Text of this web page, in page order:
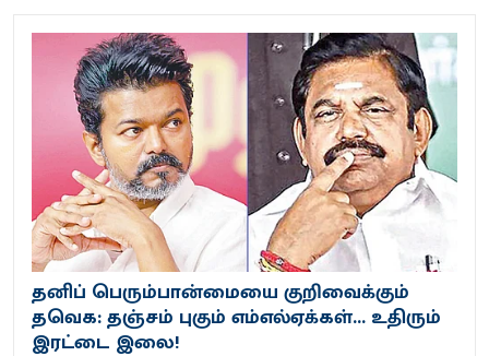
தனிப் பெரும்பான்மையை குறிவைக்கும்
தவெக: தஞ்சம் புகும் எம்எல்ஏக்கள்... உதிரும்
இரட்டை இலை!